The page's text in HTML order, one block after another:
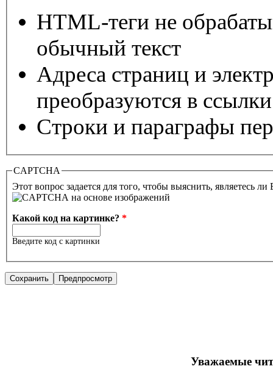
HTML-теги не
обычный текст
Адреса страниц и
преобразуются в
Строки и параграфы
CAPTCHA
Этот вопрос задается для того, чтобы выяснить, являетесь
Какой код на картинке? *
Введите код с картинки
Уважаемые